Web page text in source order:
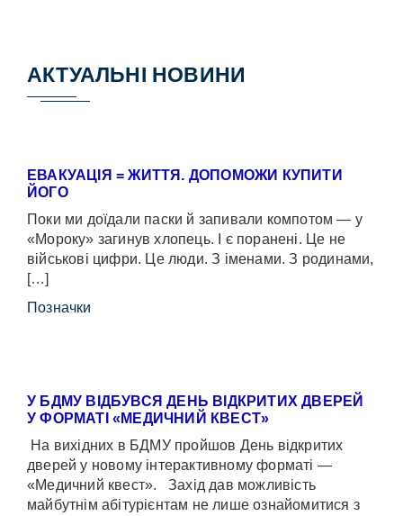
АКТУАЛЬНІ НОВИНИ
ЕВАКУАЦІЯ = ЖИТТЯ. ДОПОМОЖИ КУПИТИ
ЙОГО
Поки ми доїдали паски й запивали компотом — у
«Мороку» загинув хлопець. І є поранені. Це не
військові цифри. Це люди. З іменами. З родинами,
[…]
Позначки
У БДМУ ВІДБУВСЯ ДЕНЬ ВІДКРИТИХ ДВЕРЕЙ
У ФОРМАТІ «МЕДИЧНИЙ КВЕСТ»
На вихідних в БДМУ пройшов День відкритих
дверей у новому інтерактивному форматі —
«Медичний квест». Захід дав можливість
майбутнім абітурієнтам не лише ознайомитися з